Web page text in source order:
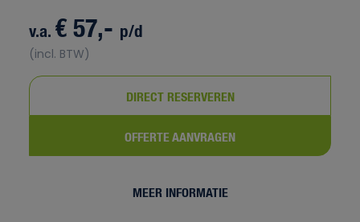
v.a.€ 57,- p/d
(incl. BTW)
DIRECT RESERVEREN
OFFERTE AANVRAGEN
MEER INFORMATIE